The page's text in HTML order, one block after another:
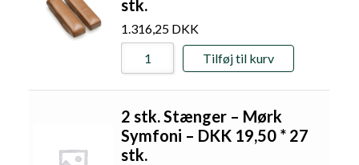
stk.
1.316,25 DKK
Tilføj til kurv
2 stk. Stænger – Mørk
Symfoni – DKK 19,50 * 27
stk.